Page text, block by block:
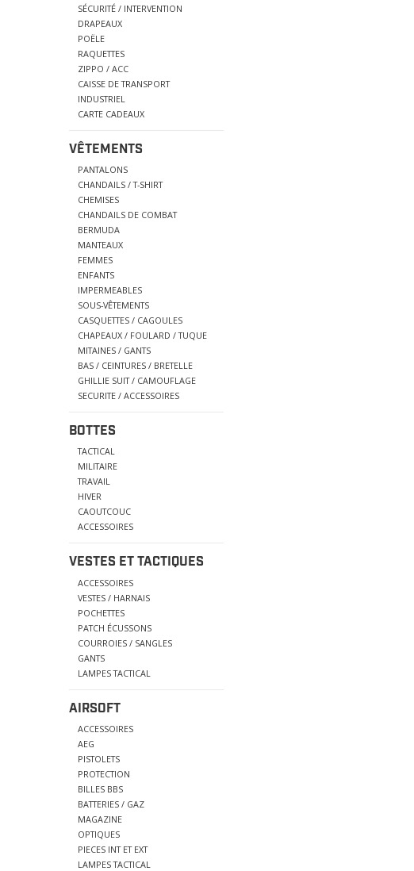
SÉCURITÉ / INTERVENTION
DRAPEAUX
POËLE
RAQUETTES
ZIPPO / ACC
CAISSE DE TRANSPORT
INDUSTRIEL
CARTE CADEAUX
VÊTEMENTS
PANTALONS
CHANDAILS / T-SHIRT
CHEMISES
CHANDAILS DE COMBAT
BERMUDA
MANTEAUX
FEMMES
ENFANTS
IMPERMEABLES
SOUS-VÊTEMENTS
CASQUETTES / CAGOULES
CHAPEAUX / FOULARD / TUQUE
MITAINES / GANTS
BAS / CEINTURES / BRETELLE
GHILLIE SUIT / CAMOUFLAGE
SECURITE / ACCESSOIRES
BOTTES
TACTICAL
MILITAIRE
TRAVAIL
HIVER
CAOUTCOUC
ACCESSOIRES
VESTES ET TACTIQUES
ACCESSOIRES
VESTES / HARNAIS
POCHETTES
PATCH ÉCUSSONS
COURROIES / SANGLES
GANTS
LAMPES TACTICAL
AIRSOFT
ACCESSOIRES
AEG
PISTOLETS
PROTECTION
BILLES BBS
BATTERIES / GAZ
MAGAZINE
OPTIQUES
PIECES INT ET EXT
LAMPES TACTICAL